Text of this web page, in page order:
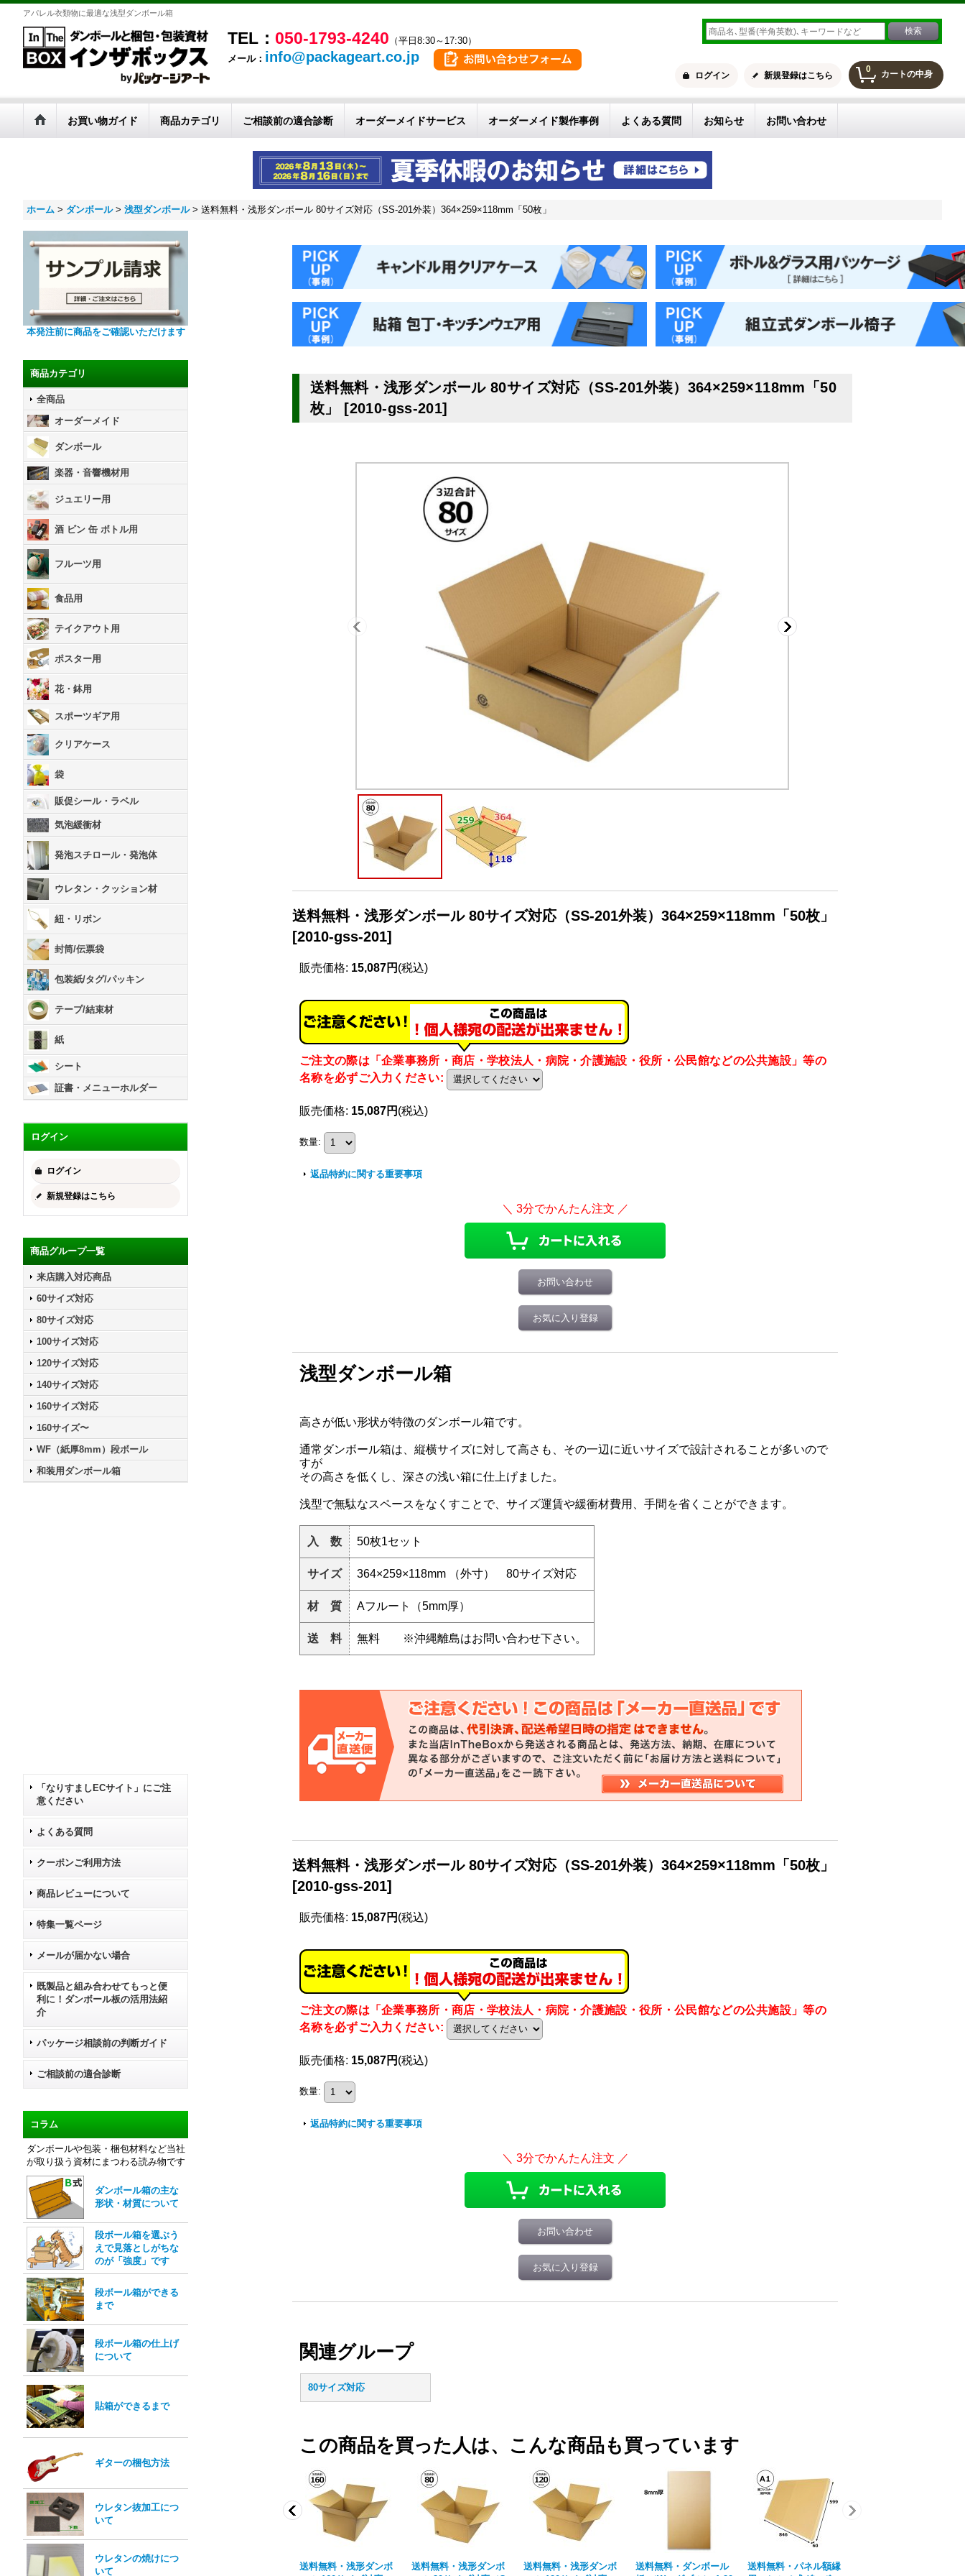
アパレル衣類物に最適な浅型ダンボール箱
TEL： 050-1793-4240 （平日8:30～17:30）
メール： info@packageart.co.jp
0 カートの中身
ログイン 新規登録はこちら
お買い物ガイド 商品カテゴリ ご相談前の適合診断 オーダーメイドサービス オーダーメイド製作事例 よくある質問 お知らせ お問い合わせ
ホーム > ダンボール > 浅型ダンボール > 送料無料・浅形ダンボール 80サイズ対応（SS-201外装）364×259×118mm「50枚」
本発注前に商品をご確認いただけます
商品カテゴリ
全商品
オーダーメイド
ダンボール
楽器・音響機材用
ジュエリー用
酒 ビン 缶 ボトル用
フルーツ用
食品用
テイクアウト用
ポスター用
花・鉢用
スポーツギア用
クリアケース
袋
販促シール・ラベル
気泡緩衝材
発泡スチロール・発泡体
ウレタン・クッション材
紐・リボン
封筒/伝票袋
包装紙/タグ/パッキン
テープ/結束材
紙
シート
証書・メニューホルダー
ログイン
ログイン
新規登録はこちら
商品グループ一覧
来店購入対応商品
60サイズ対応
80サイズ対応
100サイズ対応
120サイズ対応
140サイズ対応
160サイズ対応
160サイズ〜
WF（紙厚8mm）段ボール
和装用ダンボール箱
「なりすましECサイト」にご注
意ください
よくある質問
クーポンご利用方法
商品レビューについて
特集一覧ページ
メールが届かない場合
既製品と組み合わせてもっと便
利に！ダンボール板の活用法紹
介
パッケージ相談前の判断ガイド
ご相談前の適合診断
コラム
ダンボールや包装・梱包材料など当社
が取り扱う資材にまつわる読み物です
ダンボール箱の主な
形状・材質について
段ボール箱を選ぶう
えで見落としがちな
のが「強度」です
段ボール箱ができる
まで
段ボール箱の仕上げ
について
貼箱ができるまで
ギターの梱包方法
ウレタン抜加工につ
いて
ウレタンの焼けにつ
いて
送料無料・浅形ダンボール 80サイズ対応（SS-201外装）364×259×118mm「50
枚」
[2010-gss-201]
送料無料・浅形ダンボール 80サイズ対応（SS-201外装）364×259×118mm「50枚」
[2010-gss-201]
販売価格: 15,087円 (税込)
ご注文の際は「企業事務所・商店・学校法人・病院・介護施設・役所・公民館などの公共施設」等の
名称を必ずご入力ください:
販売価格: 15,087円 (税込)
数量:
返品特約に関する重要事項
お問い合わせ
お気に入り登録
浅型ダンボール箱
高さが低い形状が特徴のダンボール箱です。
通常ダンボール箱は、縦横サイズに対して高さも、その一辺に近いサイズで設計されることが多いので
すが
その高さを低くし、深さの浅い箱に仕上げました。
浅型で無駄なスペースをなくすことで、サイズ運賃や緩衝材費用、手間を省くことができます。
入 数 50枚1セット
サイズ 364×259×118mm （外寸） 80サイズ対応
材 質 Aフルート（5mm厚）
送 料 無料 ※沖縄離島はお問い合わせ下さい。
送料無料・浅形ダンボール 80サイズ対応（SS-201外装）364×259×118mm「50枚」
[2010-gss-201]
販売価格: 15,087円 (税込)
ご注文の際は「企業事務所・商店・学校法人・病院・介護施設・役所・公民館などの公共施設」等の
名称を必ずご入力ください:
販売価格: 15,087円 (税込)
数量:
返品特約に関する重要事項
お問い合わせ
お気に入り登録
関連グループ
80サイズ対応
この商品を買った人は、こんな商品も買っています
浅形ダンボ
送料無料・パネル額縁
送料無料・浅形ダンボ
送料無料・浅形ダンボ
送料無料・浅形ダンボ
送料無料・ダンボール
送料無料・パネル額縁